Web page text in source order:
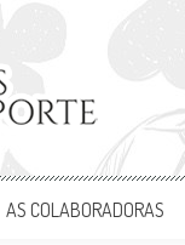
esportivo
AS COLABORADORAS